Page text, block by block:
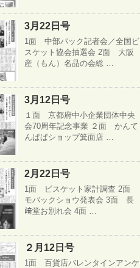
3月22日号
1面 中部パック記者会／全国ビ
スケット協会抽選会 2面 大阪
産（もん）名品の会総 …
3月12日号
１面 京都府中小企業団体中央
会70周年記念事業 ２面 かんて
んぱぱショップ箕面店 …
2月22日号
1面 ビスケット家計調査 2面
モバックショウ発表会 3面 長
﨑堂お別れ会 4面 …
２月12日号
1面 百貨店バレンタインアンケ